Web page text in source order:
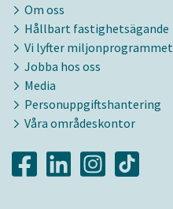
Om oss
Hållbart fastighetsägande
Vi lyfter miljonprogrammet
Jobba hos oss
Media
Personuppgiftshantering
Våra områdeskontor